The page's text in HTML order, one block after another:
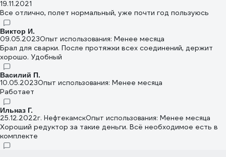
19.11.2021
Все отлично, полет нормальный, уже почти год пользуюсь
Виктор И.
09.05.2023Опыт использования: Менее месяца
Брал для сварки. После протяжки всех соединений, держит
хорошо. Удобный
Василий П.
10.05.2023Опыт использования: Менее месяца
Работает
Ильназ Г.
25.12.2022г. НефтекамскОпыт использования: Менее месяца
Хороший редуктор за такие деньги. Всё необходимое есть в
комплекте